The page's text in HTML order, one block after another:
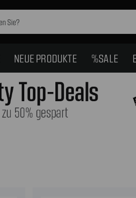
NEUE PRODUKTE %SALE